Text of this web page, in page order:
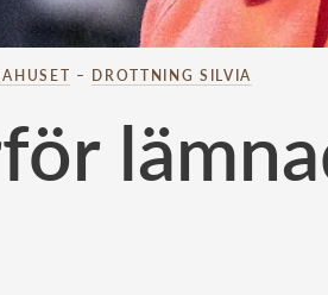
– DROTTNING SILVIA